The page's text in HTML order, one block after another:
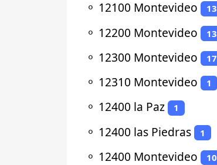
⚬ 12100 Montevideo 13
⚬ 12200 Montevideo 13
⚬ 12300 Montevideo 17
⚬ 12310 Montevideo 1
⚬ 12400 la Paz 1
⚬ 12400 las Piedras 1
⚬ 12400 Montevideo 10